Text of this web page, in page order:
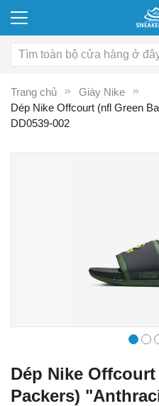
Trang chủ
Giày Nike
Dép Nike Offcourt (nfl Green
DD0539-002
Dép Nike
Packers)